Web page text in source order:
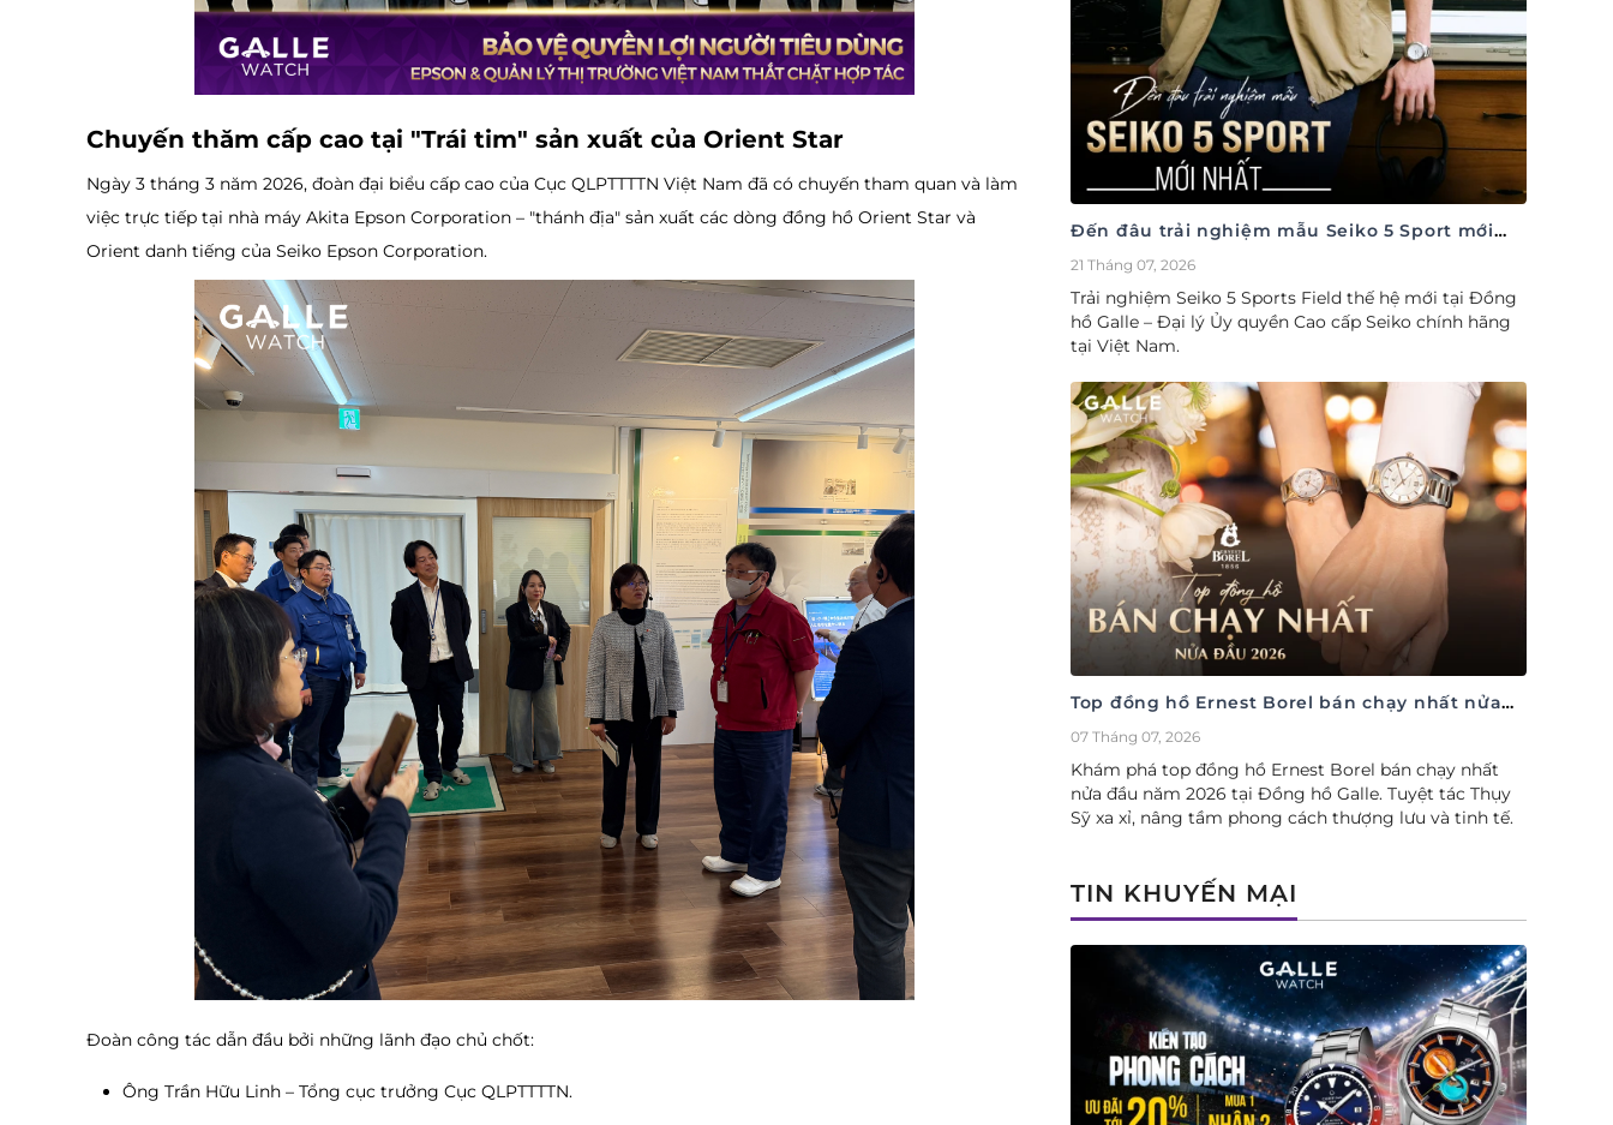
Chuyến thăm cấp cao tại "Trái tim" sản xuất của Orient Star
Ngày 3 tháng 3 năm 2026, đoàn đại biểu cấp cao của Cục QLPTTTTN Việt Nam đã có chuyến tham quan và làm
việc trực tiếp tại nhà máy Akita Epson Corporation – "thánh địa" sản xuất các dòng đồng hồ Orient Star và
Orient danh tiếng của Seiko Epson Corporation.
Đoàn công tác dẫn đầu bởi những lãnh đạo chủ chốt:
Ông Trần Hữu Linh – Tổng cục trưởng Cục QLPTTTTN.
Đến đâu trải nghiệm mẫu Seiko 5 Sport mới
nhất
21 Tháng 07, 2026
Trải nghiệm Seiko 5 Sports Field thế hệ mới tại Đồng
hồ Galle – Đại lý Ủy quyền Cao cấp Seiko chính hãng
tại Việt Nam.
Top đồng hồ Ernest Borel bán chạy nhất nửa
đầu năm 2026
07 Tháng 07, 2026
Khám phá top đồng hồ Ernest Borel bán chạy nhất
nửa đầu năm 2026 tại Đồng hồ Galle. Tuyệt tác Thụy
Sỹ xa xỉ, nâng tầm phong cách thượng lưu và tinh tế.
TIN KHUYẾN MẠI